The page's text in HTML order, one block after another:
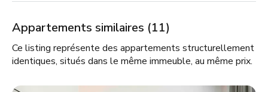
Appartements similaires (11)
Ce listing représente des appartements structurellement
identiques, situés dans le même immeuble, au même prix.